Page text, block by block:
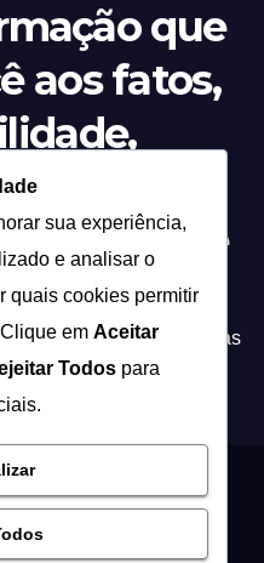
que
aos fatos,
e o olhar
tudo o que
é a ponte entre ideias
a forma como vivemos!
Newsup byThemeansar
sua experiência,
e analisar o
quais cookies permitir
em Aceitar
Todos para